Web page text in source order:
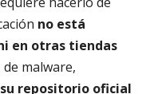
no está
en otras tiendas
malware,
repositorio oficial